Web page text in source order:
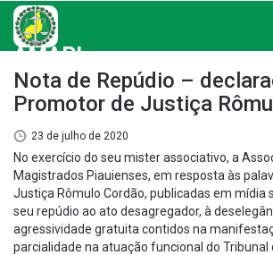
AMAPI
Nota de Repúdio –
Promotor de Justiça
23 de julho de 2020
No exercício do seu mister associativo, a
Magistrados Piauienses, em resposta às
Justiça Rômulo Cordão, publicadas em mídia
seu repúdio ao ato desagregador, à
agressividade gratuita contidos na
parcialidade na atuação funcional do Tribunal